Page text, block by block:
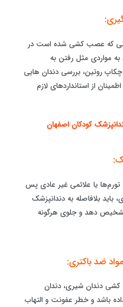
که عصب کشی شده است در
به مواردی مثل رفتن به
روتین، بررسی دندان هایی
از استانداردهای لازم
کودکان اصفهان
تورم‌ها یا علائمی غیر عادی پس
بلافاصله به دندانپزشک
دهد و جلوی هرگونه
دندان شیری، دندان
باشد و خطر عفونت و التهاب